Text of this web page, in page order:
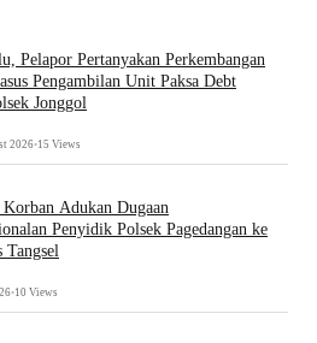
Pelapor Pertanyakan Perkembangan
Pengambilan Unit Paksa Debt
Jonggol
2026•15 Views
Adukan Dugaan
Penyidik Polsek Pagedangan ke
Tangsel
•10 Views